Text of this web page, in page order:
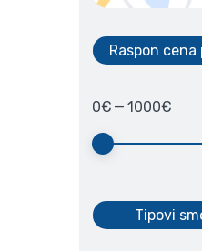
Raspon
0€ — 1000€
Tipovi